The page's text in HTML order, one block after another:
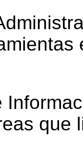
que